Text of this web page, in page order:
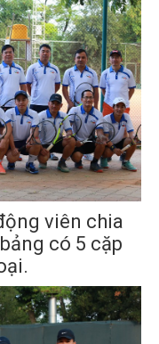
viên chia
có 5 cặp